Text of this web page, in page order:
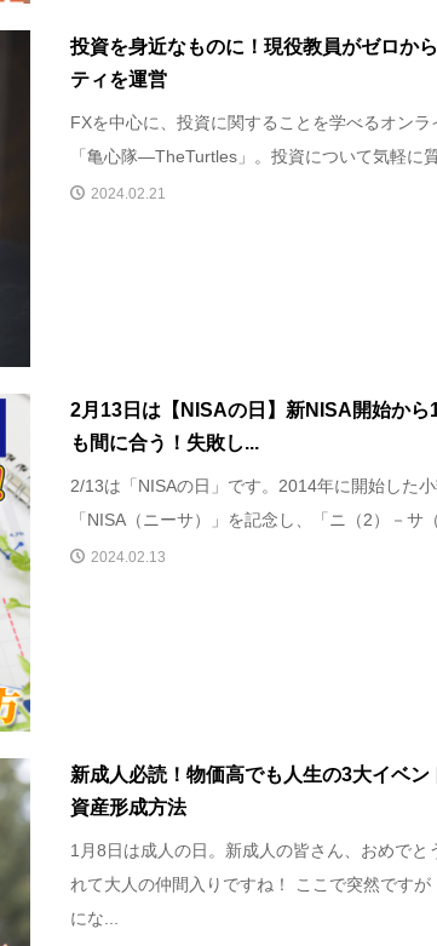
投資を身近なものに！現役教員がゼロか
ティを運営
FXを中心に、投資に関することを学べるオンラ
「亀心隊―TheTurtles」。投資について気軽に
2024.02.21
2月13日は【NISAの日】新NISA開始から
も間に合う！失敗し...
2/13は「NISAの日」です。2014年に開始した
「NISA（ニーサ）」を記念し、「ニ（2）－サ
2024.02.13
新成人必読！物価高でも人生の3大イベン
資産形成方法
1月8日は成人の日。新成人の皆さん、おめでと
れて大人の仲間入りですね！ ここで突然ですが
にな...